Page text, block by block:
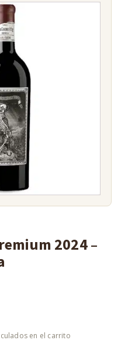
2024 –